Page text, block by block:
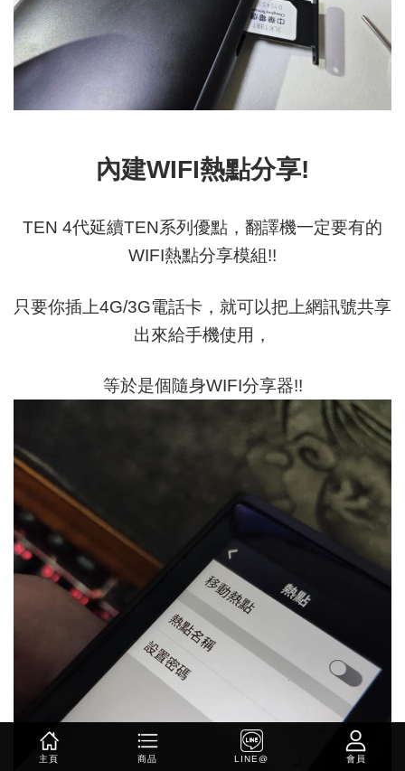
內建WIFI熱點分享!
TEN 4代延續TEN系列優點，翻譯機一定要有的
WIFI熱點分享模組!!
只要你插上4G/3G電話卡，就可以把上網訊號共享
出來給手機使用，
等於是個隨身WIFI分享器!!
主頁 商品 LINE@ 會員